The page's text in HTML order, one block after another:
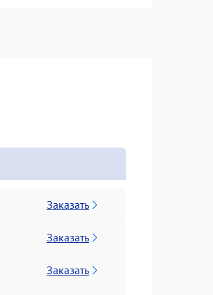
Заказать
Заказать
Заказать